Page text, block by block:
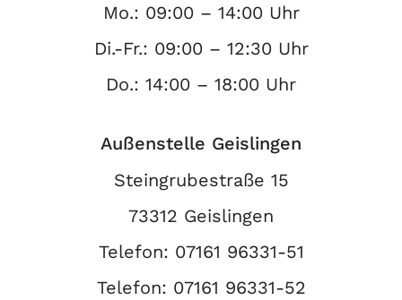
Mo.: 09:00 – 14:00 Uhr
Di.-Fr.: 09:00 – 12:30 Uhr
Do.: 14:00 – 18:00 Uhr
Außenstelle Geislingen
Steingrubestraße 15
73312 Geislingen
Telefon: 07161 96331-51
Telefon: 07161 96331-52